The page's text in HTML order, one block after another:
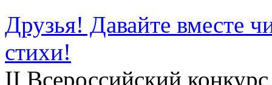
Друзья! Давайте вместе
стихи!
II Всероссийский